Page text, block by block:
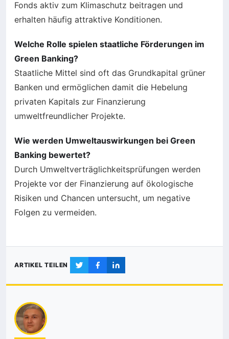
Fonds aktiv zum Klimaschutz beitragen und
erhalten häufig attraktive Konditionen.
Welche Rolle spielen staatliche Förderungen im
Green Banking?
Staatliche Mittel sind oft das Grundkapital grüner
Banken und ermöglichen damit die Hebelung
privaten Kapitals zur Finanzierung
umweltfreundlicher Projekte.
Wie werden Umweltauswirkungen bei Green
Banking bewertet?
Durch Umweltverträglichkeitsprüfungen werden
Projekte vor der Finanzierung auf ökologische
Risiken und Chancen untersucht, um negative
Folgen zu vermeiden.
ARTIKEL TEILEN